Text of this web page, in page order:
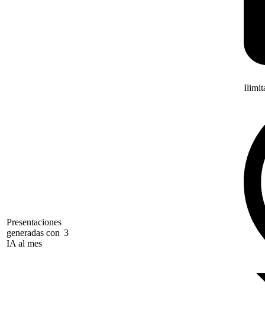
Presentaciones
generadas con
IA al mes
3